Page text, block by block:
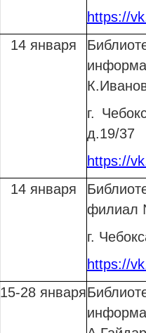
https://
14 января
г.
д.19/37
https://
14 января
филиал
г.
https://
15-28 января